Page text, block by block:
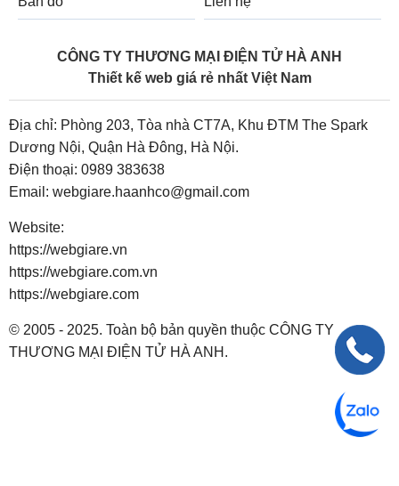
CÔNG TY THƯƠNG MẠI ĐIỆN TỬ HÀ ANH
Thiết kế web giá rẻ nhất Việt Nam
Địa chỉ: Phòng 203, Tòa nhà CT7A, Khu ĐTM The Spark
Dương Nội, Quận Hà Đông, Hà Nội.
Điện thoại: 0989 383638
Email: webgiare.haanhco@gmail.com
Website:
https://webgiare.vn
https://webgiare.com.vn
https://webgiare.com
© 2005 - 2025. Toàn bộ bản quyền thuộc CÔNG TY
THƯƠNG MẠI ĐIỆN TỬ HÀ ANH.